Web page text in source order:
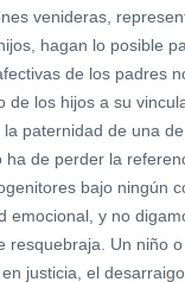
venideras,
hagan lo posible
de los padres
de los hijos a su
paternidad de una de
ha de perder la
bajo ningún
emocional, y no
resquebraja. Un niño
justicia, el